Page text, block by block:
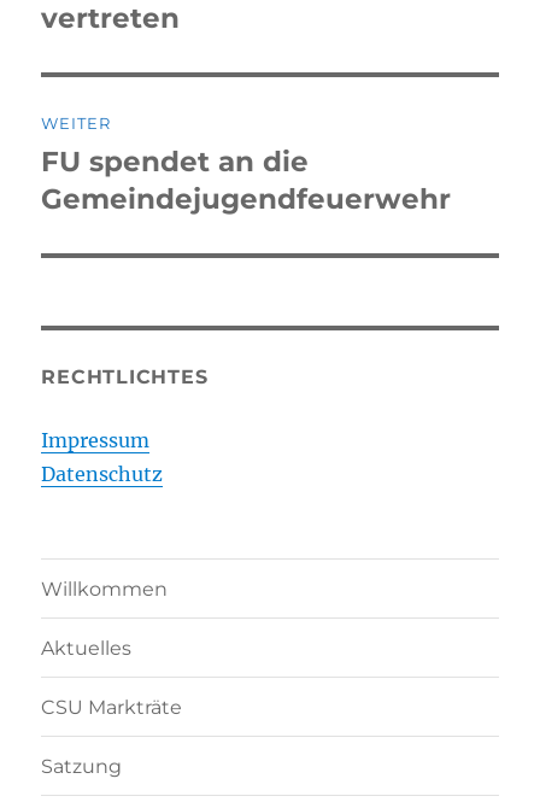
vertreten
WEITER
FU spendet an die
Gemeindejugendfeuerwehr
RECHTLICHTES
Impressum
Datenschutz
Willkommen
Aktuelles
CSU Markträte
Satzung